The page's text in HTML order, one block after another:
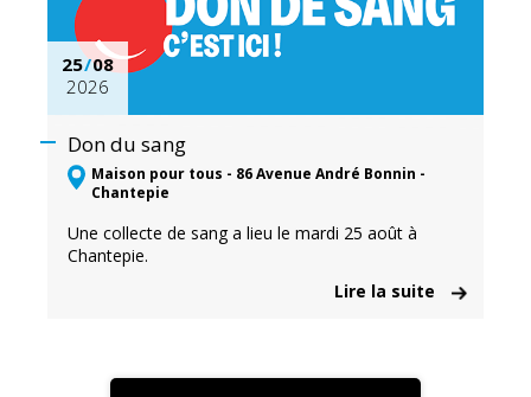
25/08
2026
Don du sang
Maison pour tous - 86 Avenue André Bonnin -
Chantepie
Une collecte de sang a lieu le mardi 25 août à
Chantepie.
Lire la suite